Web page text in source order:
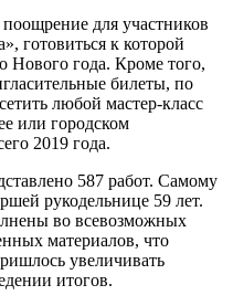
для участников
готовиться к которой
Нового года. Кроме того,
билеты, по
любой мастер-класс
или городском
2019 года.
587 работ. Самому
рукодельнице 59 лет.
во всевозможных
материалов, что
увеличивать
итогов.